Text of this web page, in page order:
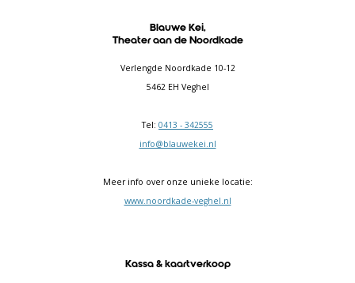
Blauwe Kei,
Theater aan de Noordkade
Verlengde Noordkade 10-12
5462 EH Veghel
Tel: 0413 - 342555
info@blauwekei.nl
Meer info over onze unieke locatie:
www.noordkade-veghel.nl
Kassa & kaartverkoop